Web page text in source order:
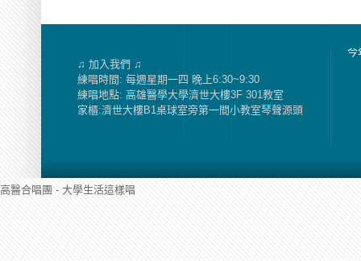
♫ 加入我們 ♫
練唱時間: 每週星期一四 晚上6:30~9:30
練唱地點: 高雄醫學大學濟世大樓3F 301教室
家櫃:濟世大樓B1桌球室旁第一間小教室琴聲源頭
今
高醫合唱團 - 大學生活這樣唱